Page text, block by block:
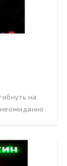
на
неожиданно